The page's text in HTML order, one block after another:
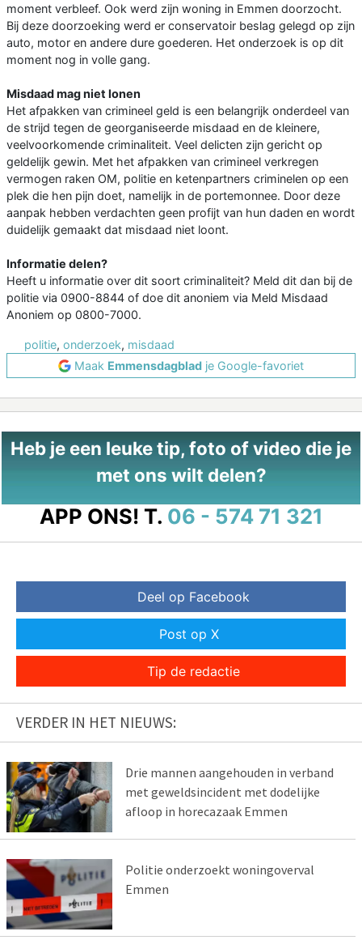
moment verbleef. Ook werd zijn woning in Emmen doorzocht.
Bij deze doorzoeking werd er conservatoir beslag gelegd op zijn
auto, motor en andere dure goederen. Het onderzoek is op dit
moment nog in volle gang.
Misdaad mag niet lonen
Het afpakken van crimineel geld is een belangrijk onderdeel van
de strijd tegen de georganiseerde misdaad en de kleinere,
veelvoorkomende criminaliteit. Veel delicten zijn gericht op
geldelijk gewin. Met het afpakken van crimineel verkregen
vermogen raken OM, politie en ketenpartners criminelen op een
plek die hen pijn doet, namelijk in de portemonnee. Door deze
aanpak hebben verdachten geen profijt van hun daden en wordt
duidelijk gemaakt dat misdaad niet loont.
Informatie delen?
Heeft u informatie over dit soort criminaliteit? Meld dit dan bij de
politie via 0900-8844 of doe dit anoniem via Meld Misdaad
Anoniem op 0800-7000.
politie, onderzoek, misdaad
Maak Emmensdagblad je Google-favoriet
Heb je een leuke tip, foto of video die je
met ons wilt delen?
APP ONS! T. 06 - 574 71 321
Deel op Facebook
Post op X
Tip de redactie
VERDER IN HET NIEUWS:
Drie mannen aangehouden in verband
met geweldsincident met dodelijke
afloop in horecazaak Emmen
Politie onderzoekt woningoverval
Emmen